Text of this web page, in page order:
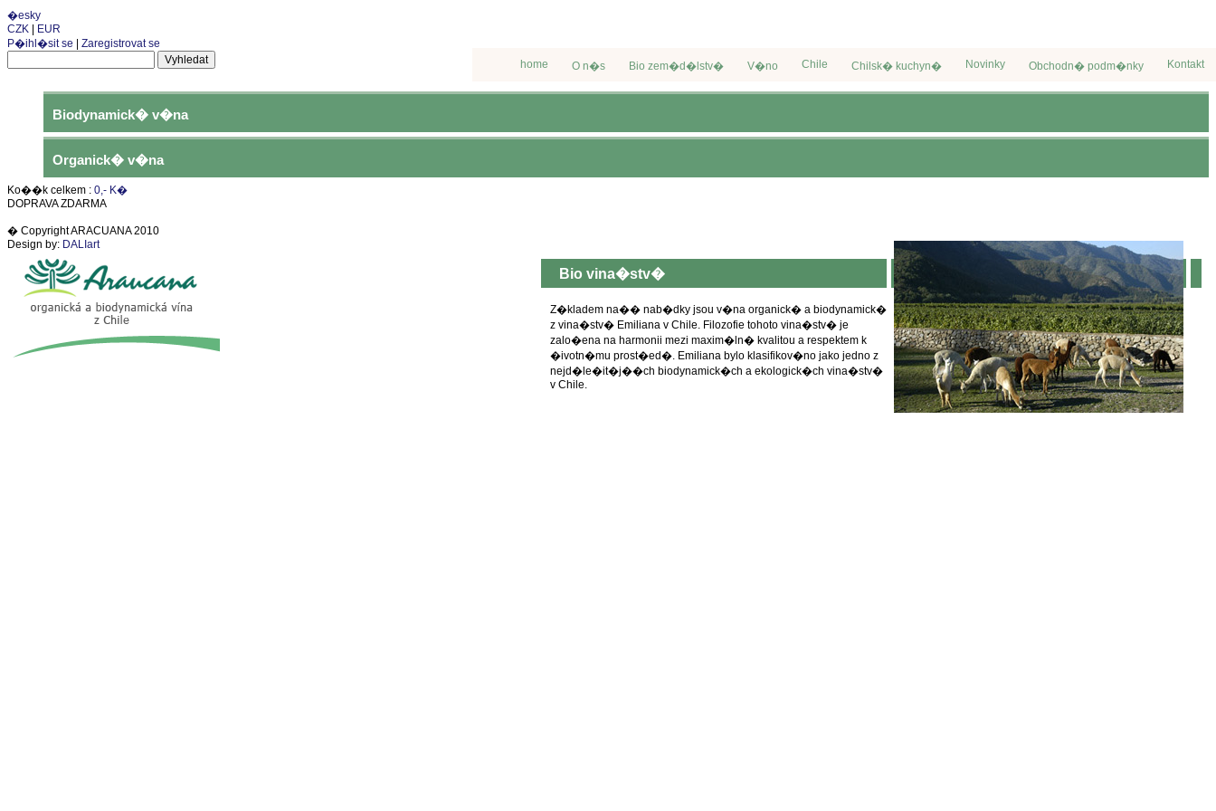
�esky
CZK
EUR
P�ihl�sit se
Zaregistrovat se
Bio vina�stv�
Z�kladem na�� nab�dky jsou v�na organick� a biodynamick�
z vina�stv� Emiliana v Chile. Filozofie tohoto vina�stv� je
zalo�ena na harmonii mezi maxim�ln� kvalitou a respektem k
�ivotn�mu prost�ed�. Emiliana bylo klasifikov�no jako jedno z
nejd�le�it�j��ch biodynamick�ch a ekologick�ch vina�stv�
v Chile.
Biodynamick� v�na
Organick� v�na
Ko��k celkem : 0,- K�
DOPRAVA ZDARMA
home O n�s Bio zem�d�lstv� V�no Chile Chilsk� kuchyn� Novinky Obchodn� podm�nky Kontakt
� Copyright ARACUANA 2010
Design by: DALIart